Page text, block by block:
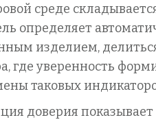
среде
определяет
изделием,
где уверенность
таковых
доверия